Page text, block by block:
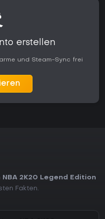
erstellen
und Steam-Sync frei
2K20 Legend Edition
Fakten.